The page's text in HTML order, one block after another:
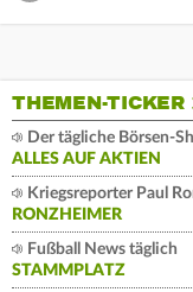
THEMEN-TICKER
Der tägliche Börsen-
ALLES AUF AKTIEN
Kriegsreporter Paul
RONZHEIMER
Fußball News täglich
STAMMPLATZ